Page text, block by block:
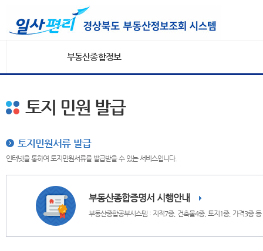
부동산종합정보
토지 민원 발급
토지민원서류 발급
인터넷을 통하여 토지민원서류를 발급받을 수 있는 서비스입니다.
부동산종합증명서 시행안내
부동산종합공부시스템 : 지적7종, 건축물4종, 토지1종, 가격3종